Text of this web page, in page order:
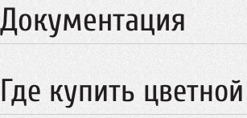
Документация
Где купить